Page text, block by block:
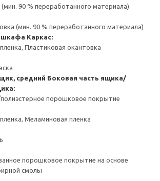
90 % переработанного материала)
(мин. 90 % переработанного материала)
шкафа Каркас:
Пластиковая окантовка
средний Боковая часть ящика/
порошковое покрытие
Меламиновая пленка
порошковое покрытие на основе
смолы